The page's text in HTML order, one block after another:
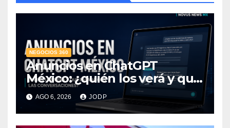
NEGOCIOS 360
Anuncios en ChatGPT
México: ¿quién los verá y qué
pasará con las
conversaciones?
AGO 6, 2026 JODP